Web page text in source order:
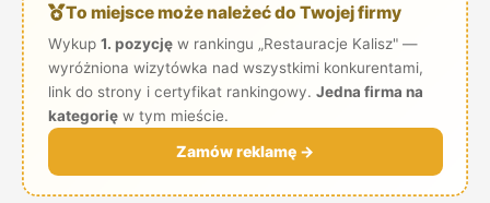
To miejsce może należeć do Twojej firmy
Wykup 1. pozycjęw rankingu „Restauracje Kalisz" —
wyróżniona wizytówka nad wszystkimi konkurentami,
link do strony i certyfikat rankingowy. Jedna firma na
kategorięw tym mieście.
Zamów reklamę →